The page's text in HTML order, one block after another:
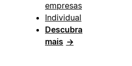
empresas
Individual
Descubra
mais →